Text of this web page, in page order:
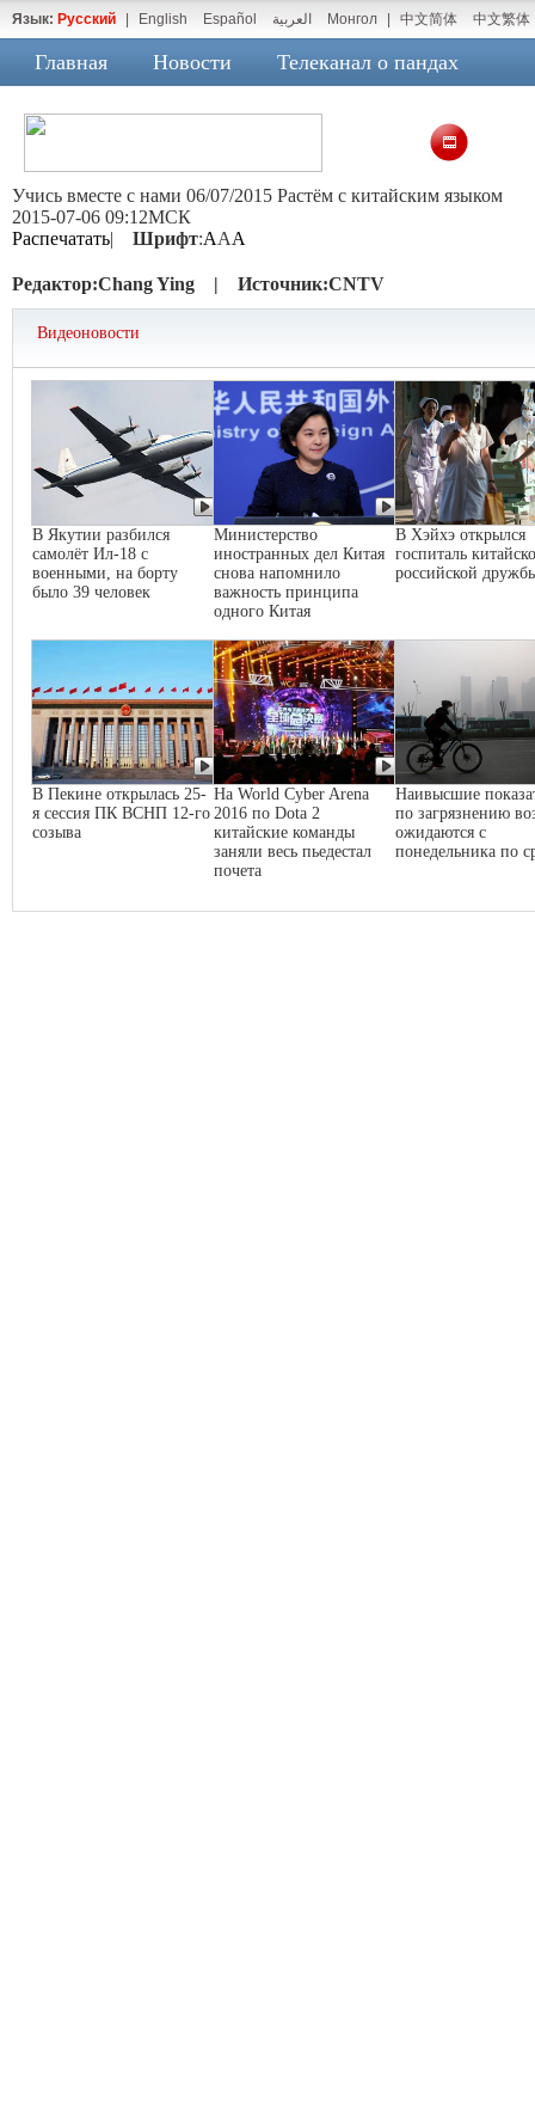
Язык: Русский English Español العربية Монгол 中文简体 中文繁体
Главная Новости Телеканал о пандах
Учись вместе с нами 06/07/2015 Растём с китайским языком
2015-07-06 09:12МСК
Распечатать| Шрифт:AAA
Редактор:Chang Ying | Источник:CNTV
Видеоновости
В Якутии разбился
самолёт Ил-18 с
военными, на борту
было 39 человек
Министерство
иностранных дел Китая
снова напомнило
важность принципа
одного Китая
В Хэйхэ открылся
госпиталь
российской
В Пекине открылась 25-
я сессия ПК ВСНП 12-го
созыва
На World Cyber Arena
2016 по Dota 2
китайские команды
заняли весь пьедестал
почета
Наивысшие
по загрязнению
ожидаются с
понедельника по